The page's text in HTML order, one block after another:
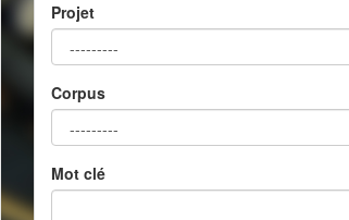
Projet
Corpus
Mot clé